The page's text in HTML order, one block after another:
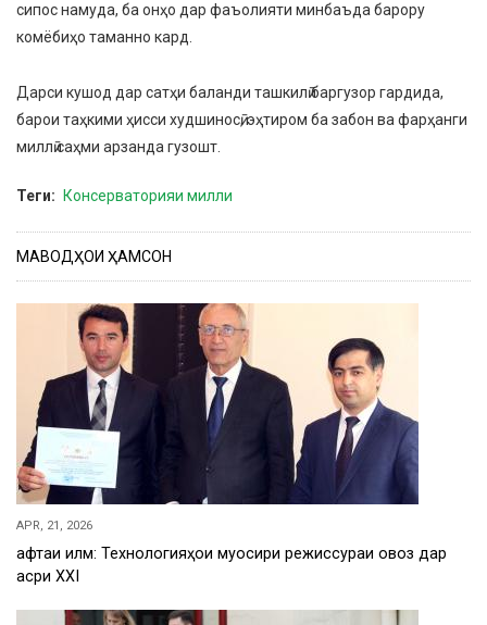
сипос намуда, ба онҳо дар фаъолияти минбаъда барору
комёбиҳо таманно кард.
Дарси кушод дар сатҳи баланди ташкилӣ баргузор гардида,
барои таҳкими ҳисси худшиносӣ, эҳтиром ба забон ва фарҳанги
миллӣ саҳми арзанда гузошт.
Теги Консерваторияи милли
МАВОДҲОИ ҲАМСОН
APR, 21, 2026
Ҳафтаи илм: Технологияҳои муосири режиссураи овоз дар
асри XXI